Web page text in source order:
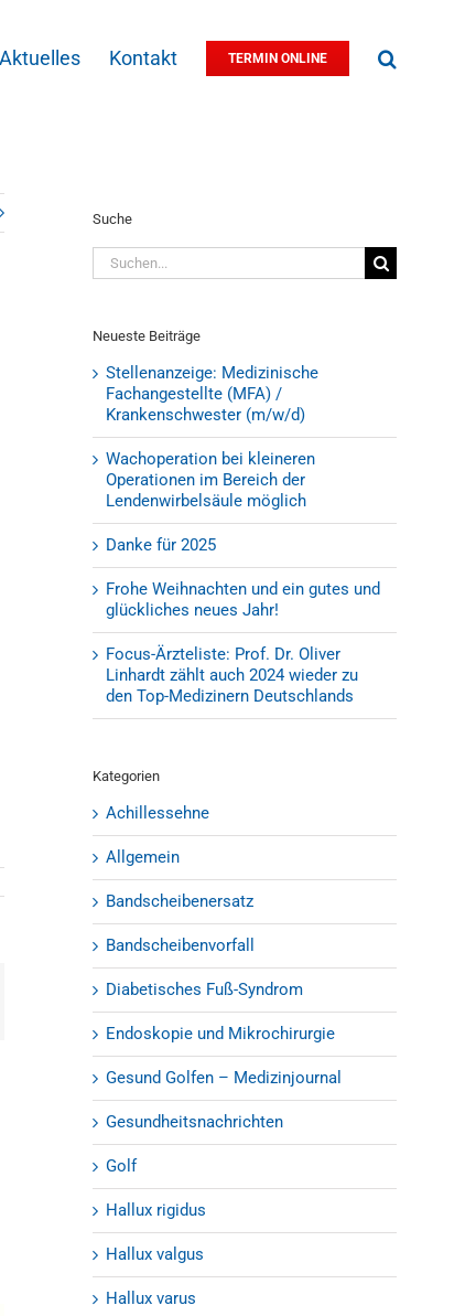
Aktuelles Kontakt TERMIN ONLINE
Suche
Suche
nach:
Neueste Beiträge
Stellenanzeige: Medizinische
Fachangestellte (MFA) /
Krankenschwester (m/w/d)
Wachoperation bei kleineren
Operationen im Bereich der
Lendenwirbelsäule möglich
Danke für 2025
Frohe Weihnachten und ein gutes und
glückliches neues Jahr!
Focus-Ärzteliste: Prof. Dr. Oliver
Linhardt zählt auch 2024 wieder zu
den Top-Medizinern Deutschlands
Kategorien
Achillessehne
Allgemein
Bandscheibenersatz
Bandscheibenvorfall
Diabetisches Fuß-Syndrom
Endoskopie und Mikrochirurgie
Gesund Golfen – Medizinjournal
Gesundheitsnachrichten
Golf
Hallux rigidus
Hallux valgus
Hallux varus